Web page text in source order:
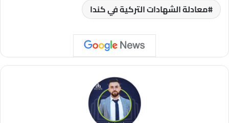
معادلة الشهادات التركية في كندا